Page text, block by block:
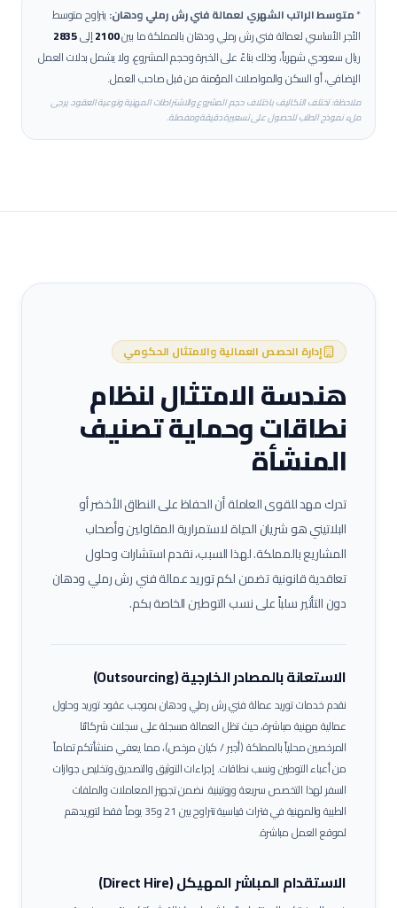
*متوسط الراتب الشهري لعمالةفني رش رملي ودهان:يتراوح متوسط
الأجر الأساسي لعمالةفني رش رملي ودهانبالمملكة ما بين2100إلى2835
ريال سعودي شهرياً، وذلك بناءً على الخبرة وحجم المشروع، ولا يشمل بدلات العمل
الإضافي، أو السكن والمواصلات المؤمنة من قبل صاحب العمل.
ملاحظة: تختلف التكاليف باختلاف حجم المشروع والاشتراطات المهنية ونوعية العقود. يرجى
ملء نموذج الطلب للحصول على تسعيرة دقيقة ومفصلة.
إدارة الحصص العمالية والامتثال الحكومي
هندسة الامتثال لنظام
نطاقات وحماية تصنيف
المنشأة
تدرك مهد للقوى العاملة أن الحفاظ على النطاق الأخضر أو
البلاتيني هو شريان الحياة لاستمرارية المقاولين وأصحاب
المشاريع بالمملكة. لهذا السبب، نقدم استشارات وحلول
تعاقدية قانونية تضمن لكم توريد عمالةفني رش رملي ودهان
دون التأثير سلباً على نسب التوطين الخاصة بكم.
الاستعانة بالمصادر الخارجية (Outsourcing)
نقدم خدمات توريد عمالةفني رش رملي ودهانبموجب عقود توريد وحلول
عمالية مهنية مباشرة، حيث تظل العمالة مسجلة على سجلات شركائنا
المرخصين محلياً بالمملكة (أجير / كيان مرخص)، مما يعفي منشأتكم تماماً
من أعباء التوطين ونسب نطاقات.إجراءات التوثيق والتصديق وتخليص جوازات
السفر لهذا التخصص سريعة وروتينية. نضمن تجهيز المعاملات والملفات
الطبية والمهنية في فترات قياسية تتراوح بين 21 و35 يوماً فقط لتوريدهم
لموقع العمل مباشرة.
الاستقدام المباشر المهيكل (Direct Hire)